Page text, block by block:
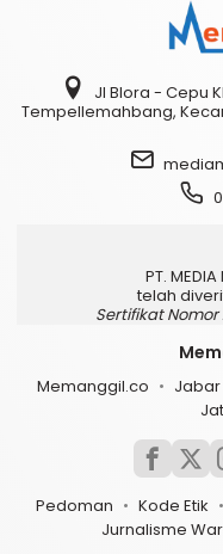
Jl Blora - Cepu
Tempellemahbang,
PT. MEDIA
telah
Sertifikat Nomor
Memanggil.co
Pedoman Kode Etik
Jurnalisme